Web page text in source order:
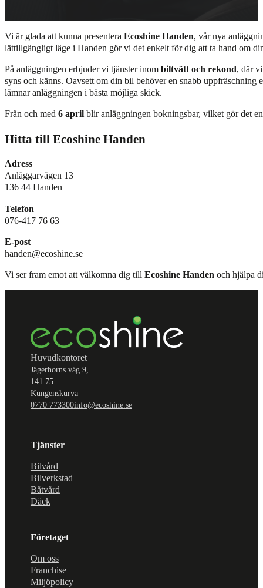
Vi är glada att kunna presentera Ecoshine Handen, vår nya
lättillgängligt läge i Handen gör vi det enkelt för dig att ta hand om
På anläggningen erbjuder vi tjänster inom biltvätt och rekond, där
syns och känns. Oavsett om din bil behöver en snabb
lämnar anläggningen i bästa möjliga skick.
Från och med 6 april blir anläggningen bokningsbar, vilket gör det
Hitta till Ecoshine Handen
Adress
Anläggarvägen 13
136 44 Handen
Telefon
076-417 76 63
E-post
handen@ecoshine.se
Vi ser fram emot att välkomna dig till Ecoshine Handen och hjälpa
Huvudkontoret
Jägerhorns väg 9,
141 75
Kungenskurva
0770 773300info@ecoshine.se
Tjänster
Bilvård
Bilverkstad
Båtvård
Däck
Företaget
Om oss
Franchise
Miljöpolicy